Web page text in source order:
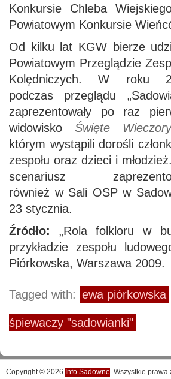
Konkursie Chleba
Powiatowym Konkursie
Od kilku lat KGW bierze
Powiatowym Przeglądzie
Kolędniczych. W roku
podczas przeglądu
zaprezentowały po raz
widowisko Święte
którym wystąpili dorośli
zespołu oraz dzieci i
scenariusz
również w Sali OSP w
23 stycznia.
Źródło: „Rola folkloru w
przykładzie zespołu
Piórkowska, Warszawa 2009.
Tagged with: ewa piórkowska
śpiewaczy "sadowianki"
Copyright © 2026 Info Sadowne. Wszystkie